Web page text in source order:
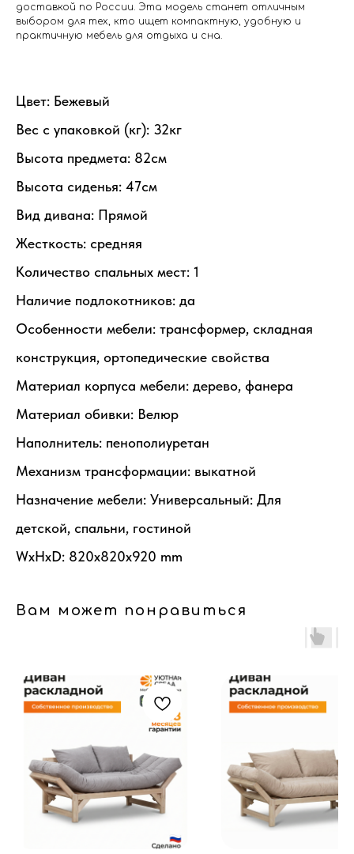
доставкой по России. Эта модель станет отличным
выбором для тех, кто ищет компактную, удобную и
практичную мебель для отдыха и сна.
Цвет: Бежевый
Вес с упаковкой (кг): 32кг
Высота предмета: 82см
Высота сиденья: 47см
Вид дивана: Прямой
Жесткость: средняя
Количество спальных мест: 1
Наличие подлокотников: да
Особенности мебели: трансформер, складная
конструкция, ортопедические свойства
Материал корпуса мебели: дерево, фанера
Материал обивки: Велюр
Наполнитель: пенополиуретан
Механизм трансформации: выкатной
Назначение мебели: Универсальный: Для
детской, спальни, гостиной
WxHxD: 820x820x920 mm
Вам может понравиться